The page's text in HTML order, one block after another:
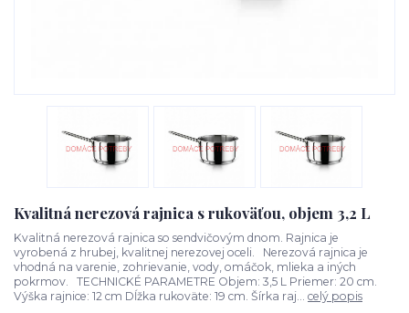
Kvalitná nerezová rajnica s rukoväťou, objem 3,2 L
Kvalitná nerezová rajnica so sendvičovým dnom. Rajnica je
vyrobená z hrubej, kvalitnej nerezovej oceli. Nerezová rajnica je
vhodná na varenie, zohrievanie, vody, omáčok, mlieka a iných
pokrmov. TECHNICKÉ PARAMETRE Objem: 3,5 L Priemer: 20 cm.
Výška rajnice: 12 cm Dĺžka rukoväte: 19 cm. Šírka raj... celý popis